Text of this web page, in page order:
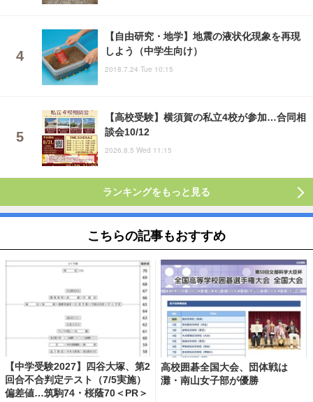
【自由研究・地学】地震の液状化現象を再現
しよう（中学生向け）
2018.7.24 Tue 10:15
【高校受験】横須賀の私立4校が参加…合同相
談会10/12
2026.8.5 Wed 11:15
ランキングをもっと見る
こちらの記事もおすすめ
【中学受験2027】四谷大塚、第2
回合不合判定テスト（7/5実施）
偏差値…筑駒74・桜蔭70＜PR＞
高校囲碁全国大会、団体戦は
灘・南山女子部が優勝